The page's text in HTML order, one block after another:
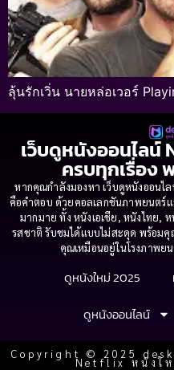
ลุ้นรักเวิ่น นายหล่อเวอร์
เว็บดูหนังออนไลน์
ครบทุกเรื่อง
หากคุณกำลังมองหา เว็บดูหนังออนไ
คือคำตอบ ด้วยคอลเลกชันภาพยนตร์
มากมาย ทั้ง หนังเอเชีย, หนังไทย,
รสชาติ รับชมได้แบบไม่สะดุด พร้อม
คุณเหมือนอยู่ในโรงภาพย
ดูหนังใหม่ 2025
ดูหนังออนไลน์
Copyright © 2025
Netflix หนังใ